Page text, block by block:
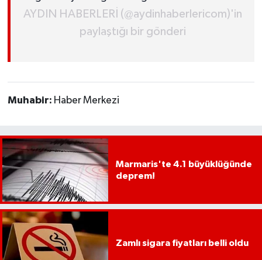
AYDIN HABERLERİ (@aydinhaberlericom)'in
paylaştığı bir gönderi
Muhabir: Haber Merkezi
Marmaris'te 4.1 büyüklüğünde
deprem!
Zamlı sigara fiyatları belli oldu